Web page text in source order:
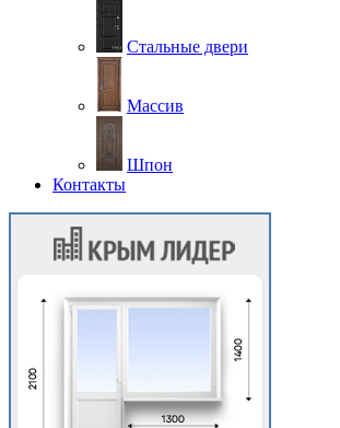
Стальные двери
Массив
Шпон
Контакты